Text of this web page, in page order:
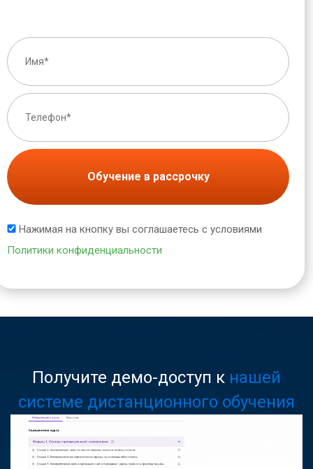
Обучение в рассрочку
Нажимая на кнопку вы соглашаетесь с условиями
Политики конфиденциальности
Получите демо-доступ к нашей
системе дистанционного обучения